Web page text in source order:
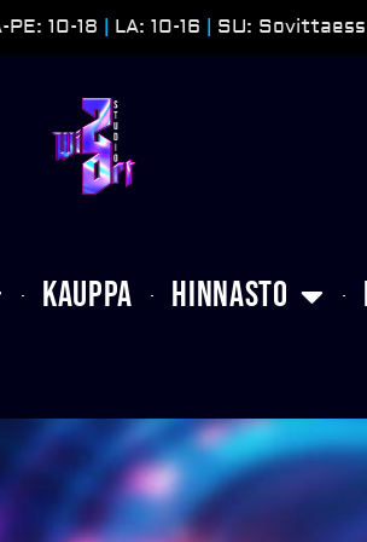
PE: 10-18 LA: 10-16 SU:
Kauppa Hinnasto